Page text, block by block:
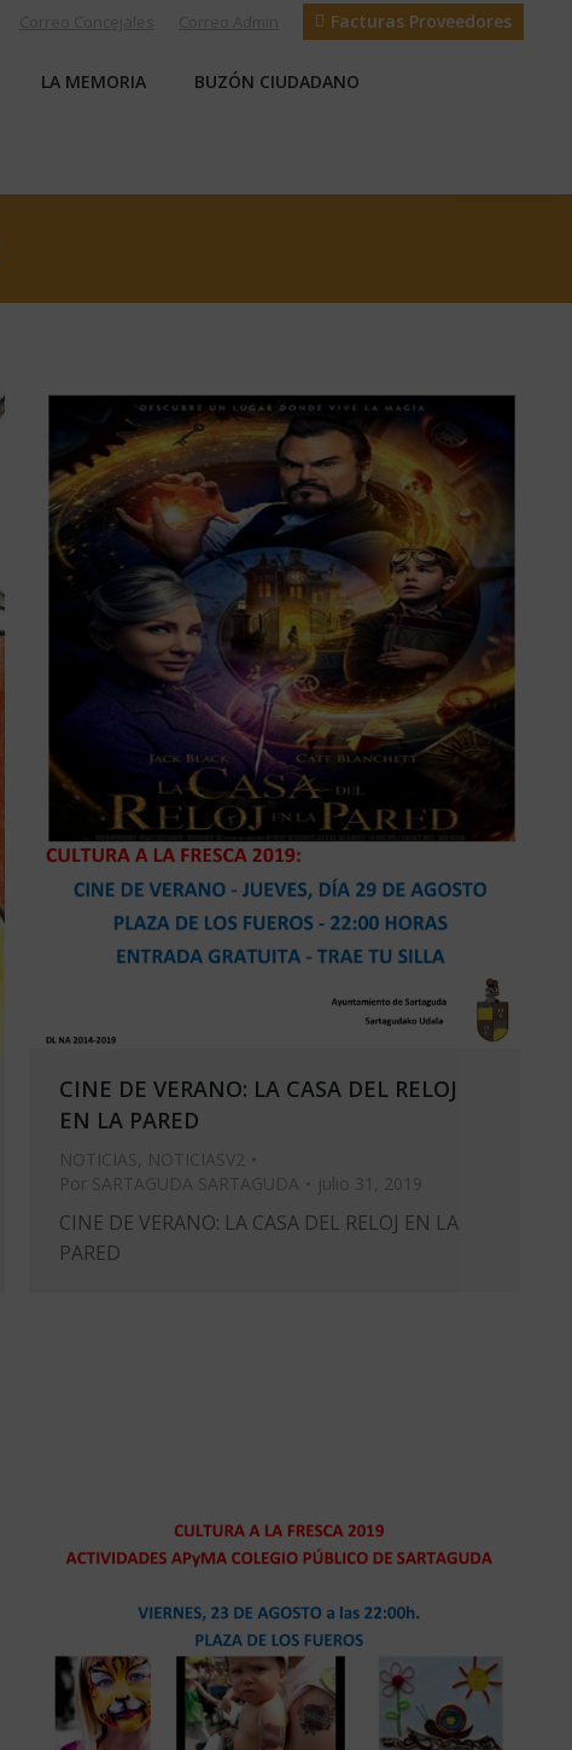
Facturas Proveedores
LA MEMORIA BUZÓN CIUDADANO
CINE DE VERANO: LA CASA DEL RELOJ
EN LA PARED
NOTICIAS NOTICIASV2
Por SARTAGUDA SARTAGUDA julio 31, 2019
CINE DE VERANO: LA CASA DEL RELOJ EN LA
PARED
BUZÓN CIUDADANO